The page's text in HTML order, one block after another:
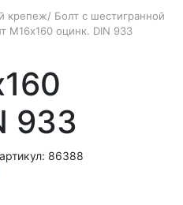
крепеж/ Болт с шестигранной
М16х160 оцинк. DIN 933
933
артикул: 86388